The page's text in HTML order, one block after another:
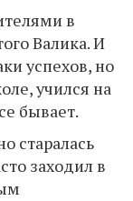
в
Валика. И
успехов, но
учился на
бывает.
старалась
заходил в